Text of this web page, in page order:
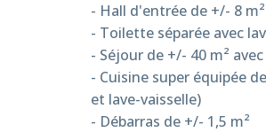
- Hall d'entrée de +/- 8
- Toilette séparée avec
- Séjour de +/- 40 m²
- Cuisine super équipée
et lave-vaisselle)
- Débarras de +/- 1,5 m²